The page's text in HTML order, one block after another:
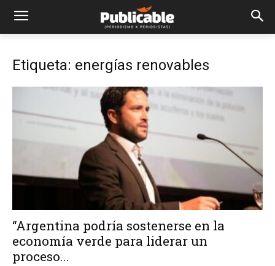
Etiqueta: energías renovables
“Argentina podría sostenerse en la
economía verde para liderar un
proceso...